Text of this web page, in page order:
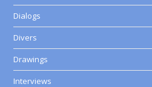
Dialogs
Divers
Drawings
Interviews